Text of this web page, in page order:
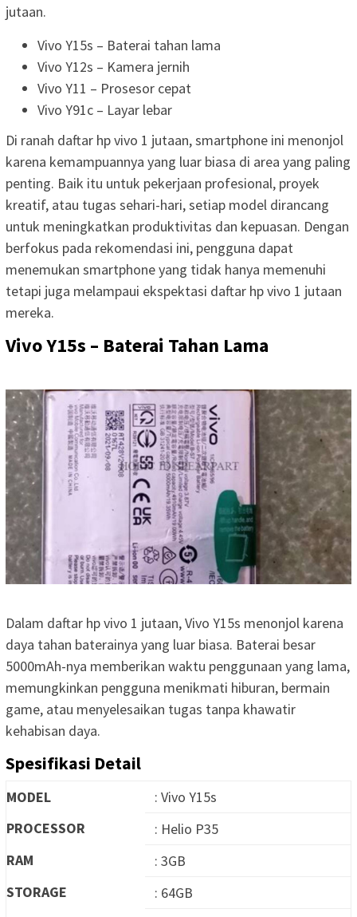
jutaan.
Vivo Y15s – Baterai tahan lama
Vivo Y12s – Kamera jernih
Vivo Y11 – Prosesor cepat
Vivo Y91c – Layar lebar
Di ranah daftar hp vivo 1 jutaan, smartphone ini menonjol
karena kemampuannya yang luar biasa di area yang paling
penting. Baik itu untuk pekerjaan profesional, proyek
kreatif, atau tugas sehari-hari, setiap model dirancang
untuk meningkatkan produktivitas dan kepuasan. Dengan
berfokus pada rekomendasi ini, pengguna dapat
menemukan smartphone yang tidak hanya memenuhi
tetapi juga melampaui ekspektasi daftar hp vivo 1 jutaan
mereka.
Vivo Y15s – Baterai Tahan Lama
Dalam daftar hp vivo 1 jutaan, Vivo Y15s menonjol karena
daya tahan baterainya yang luar biasa. Baterai besar
5000mAh-nya memberikan waktu penggunaan yang lama,
memungkinkan pengguna menikmati hiburan, bermain
game, atau menyelesaikan tugas tanpa khawatir
kehabisan daya.
Spesifikasi Detail
MODEL
: Vivo Y15s
PROCESSOR
: Helio P35
RAM
: 3GB
STORAGE
: 64GB